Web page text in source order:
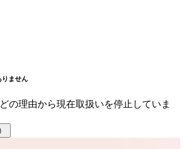
りません
の理由から現在取扱いを停止していま
）